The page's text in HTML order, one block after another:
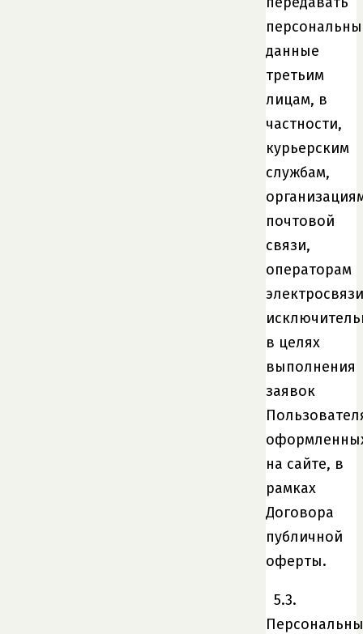
данные
третьим
лицам, в
частности,
курьерским
службам,
почтовой
связи,
операторам
в целях
выполнения
заявок
на сайте, в
рамках
Договора
публичной
оферты.
5.3.